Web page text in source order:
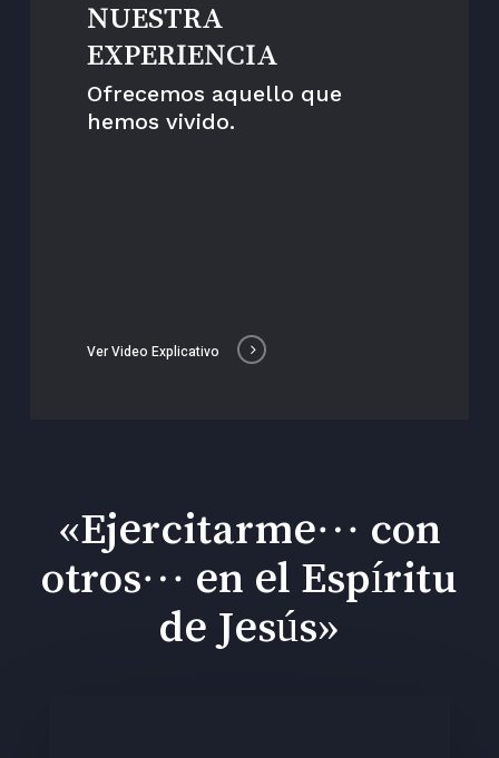
NUESTRA
EXPERIENCIA
Ofrecemos aquello que
hemos vivido.
Ver Video Explicativo
«Ejercitarme… con
otros… en el Espíritu
de Jesús»